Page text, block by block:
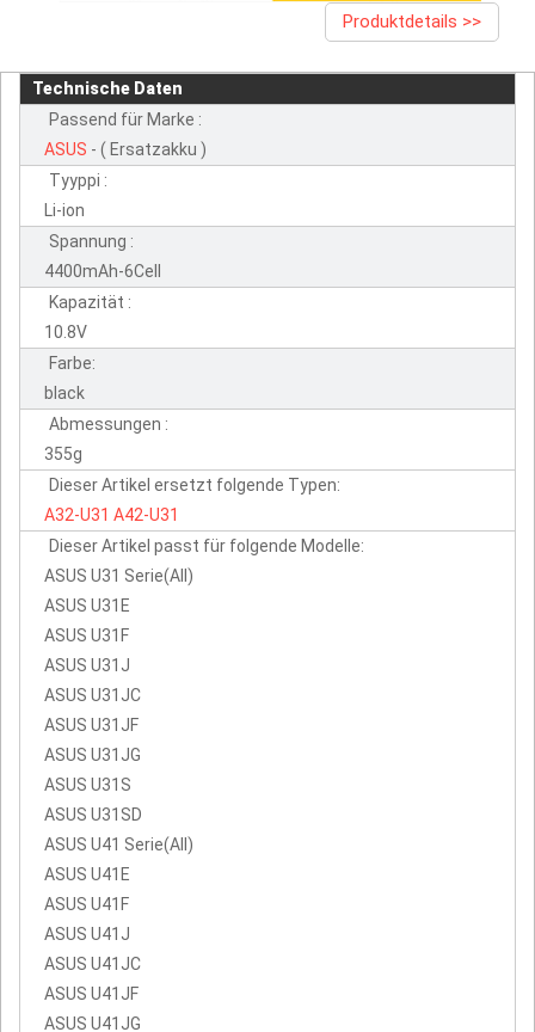
Produktdetails >>
Technische Daten
Passend für Marke :
ASUS - ( Ersatzakku )
Tyyppi :
Li-ion
Spannung :
4400mAh-6Cell
Kapazität :
10.8V
Farbe:
black
Abmessungen :
355g
Dieser Artikel ersetzt folgende Typen:
A32-U31 A42-U31
Dieser Artikel passt für folgende Modelle:
ASUS U31 Serie(All)
ASUS U31E
ASUS U31F
ASUS U31J
ASUS U31JC
ASUS U31JF
ASUS U31JG
ASUS U31S
ASUS U31SD
ASUS U41 Serie(All)
ASUS U41E
ASUS U41F
ASUS U41J
ASUS U41JC
ASUS U41JF
ASUS U41JG